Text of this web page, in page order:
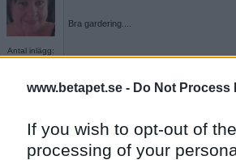
www.betapet.se - Do Not Process
If you wish to opt-out of
processing of your
Antal inlägg:
4962
Bra gardering....
Överdriv inte